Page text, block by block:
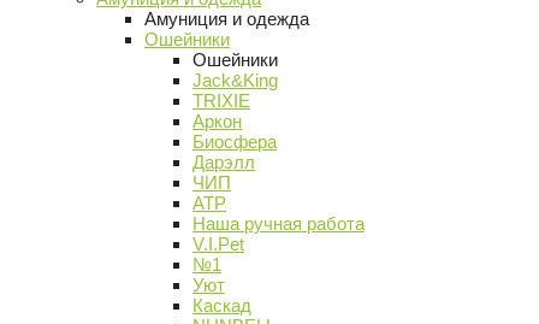
Амуниция и одежда
Ошейники
Ошейники
Jack&King
TRIXIE
Аркон
Биосфера
Дарэлл
ЧИП
АТР
Наша ручная работа
V.I.Pet
№1
Уют
Каскад